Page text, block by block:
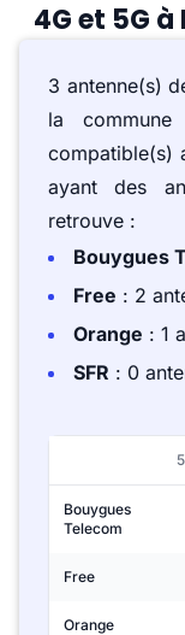
4G et 5G à
3 antenne(s)
la
compatible(s)
ayant des
retrouve :
Bouygues
Free : 2
Orange : 1
SFR : 0
Bouygues
Telecom
Free
Orange